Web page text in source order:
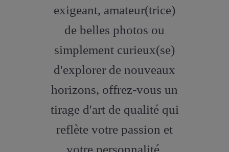
exigeant, amateur(trice)
de belles photos ou
simplement curieux(se)
d'explorer de nouveaux
horizons, offrez-vous un
tirage d'art de qualité qui
reflète votre passion et